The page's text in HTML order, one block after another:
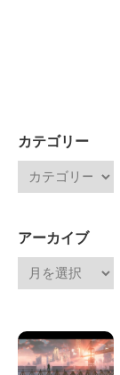
カテゴリー
アーカイブ